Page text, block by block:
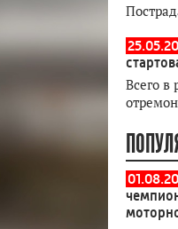
Всего в